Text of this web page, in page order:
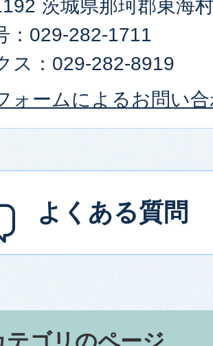
茨城県那珂郡東海
：029-282-1711
ス：029-282-8919
ォームによるお問い
よくある質問